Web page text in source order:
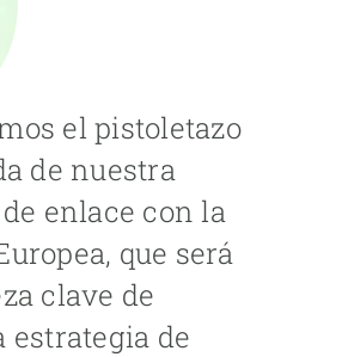
el pistoletazo
de nuestra
enlace con la
que será
clave de
estrategia de